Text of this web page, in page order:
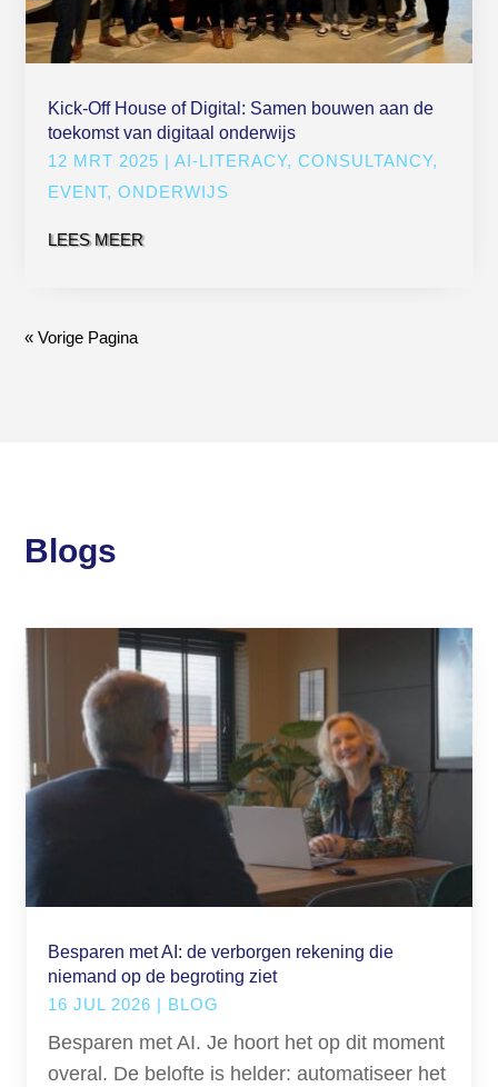
Kick-Off House of Digital: Samen bouwen aan de
toekomst van digitaal onderwijs
12 MRT 2025 |AI-LITERACY,CONSULTANCY,
EVENT,ONDERWIJS
LEES MEER
« Vorige Pagina
Blogs
Besparen met AI: de verborgen rekening die
niemand op de begroting ziet
16 JUL 2026 | BLOG
Besparen met AI. Je hoort het op dit moment
overal. De belofte is helder: automatiseer het